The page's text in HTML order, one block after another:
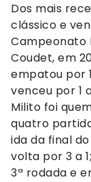
Dos mais
clássico e
Campeonato
Coudet, em
empatou por
venceu por 1
Milito foi
quatro
ida da final
volta por 3 a
3ª rodada e